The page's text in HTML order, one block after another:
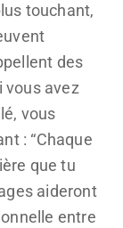
touchant,
des
vous avez
vous
: “Chaque
que tu
aideront
entre